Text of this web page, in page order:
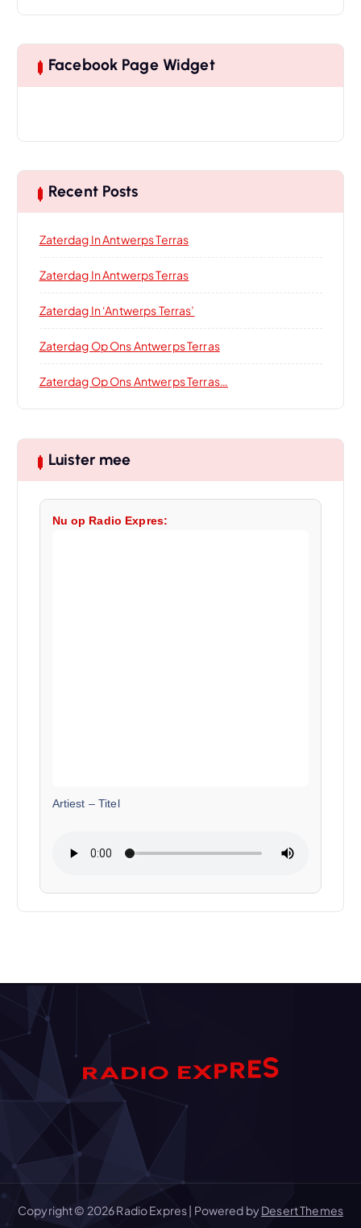
Facebook Page Widget
Recent Posts
Zaterdag In Antwerps Terras
Zaterdag In Antwerps Terras
Zaterdag In ‘Antwerps Terras’
Zaterdag Op Ons Antwerps Terras
Zaterdag Op Ons Antwerps Terras…
Luister mee
Nu op Radio Expres:
Artiest – Titel
RADIO EXPRES
Copyright © 2026 Radio Expres | Powered byDesert Themes